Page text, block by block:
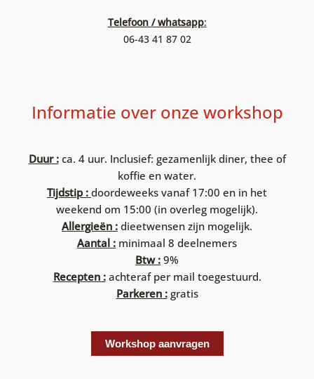
Telefoon / whatsapp:
06-43 41 87 02
Informatie over onze workshop
Duur :ca. 4 uur. Inclusief: gezamenlijk diner, thee of
koffie en water.
Tijdstip : doordeweeks vanaf 17:00 en in het
weekend om 15:00 (in overleg mogelijk).
Allergieën : dieetwensen zijn mogelijk.
Aantal : minimaal 8 deelnemers
Btw : 9%
Recepten :achteraf per mail toegestuurd.
Parkeren :gratis
Workshop aanvragen